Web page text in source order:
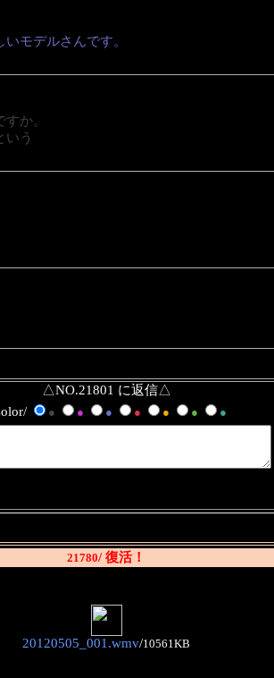
モデルさんです。
か。
いう
△NO.21801 に返信△
● ● ● ● ● ● ●
21780/ 復活！
20120505_001.wmv/10561KB